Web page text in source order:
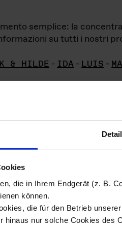
die in Ihrem Endgerät (z. B.
können.
die für den Betrieb
hinaus nur solche Cookies des
semplice: la
su tutti i nostri
& HILDE - IDA - LUIS -
materiale fotografico